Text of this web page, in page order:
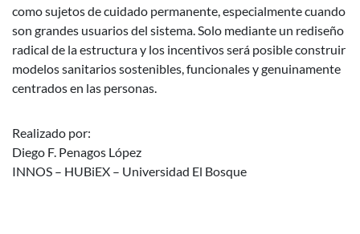
como sujetos de cuidado permanente, especialmente cuando
son grandes usuarios del sistema. Solo mediante un rediseño
radical de la estructura y los incentivos será posible construir
modelos sanitarios sostenibles, funcionales y genuinamente
centrados en las personas.
Realizado por:
Diego F. Penagos López
INNOS – HUBiEX – Universidad El Bosque